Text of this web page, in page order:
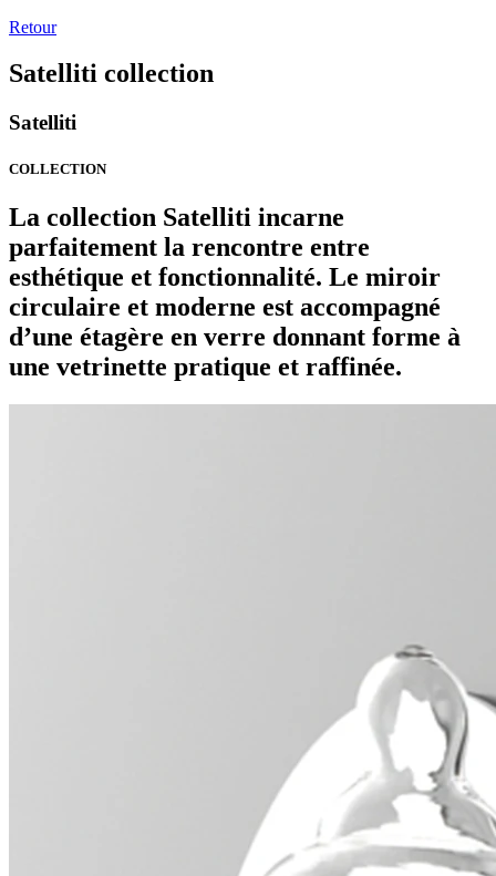
Retour
Satelliti collection
Satelliti
COLLECTION
La collection Satelliti incarne
parfaitement la rencontre entre
esthétique et fonctionnalité. Le miroir
circulaire et moderne est accompagné
d’une étagère en verre donnant forme à
une vetrinette pratique et raffinée.